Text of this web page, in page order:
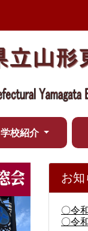
学校紹介
お
〇令
〇令